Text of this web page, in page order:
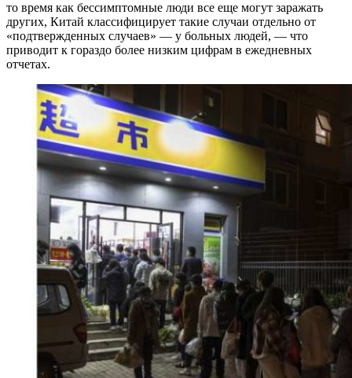
то время как бессимптомные люди все еще могут заражать
других, Китай классифицирует такие случаи отдельно от
«подтвержденных случаев» — у больных людей, — что
приводит к гораздо более низким цифрам в ежедневных
отчетах.